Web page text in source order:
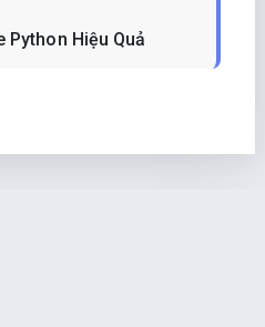
Python Hiệu Quả